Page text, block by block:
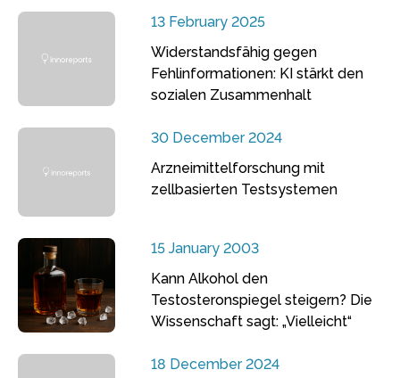
13 February 2025
Widerstandsfähig gegen
Fehlinformationen: KI stärkt den
sozialen Zusammenhalt
30 December 2024
Arzneimittelforschung mit
zellbasierten Testsystemen
15 January 2003
Kann Alkohol den
Testosteronspiegel steigern? Die
Wissenschaft sagt: „Vielleicht“
18 December 2024